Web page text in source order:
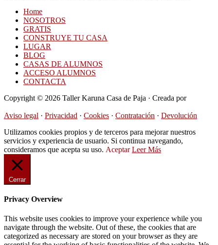
Home
NOSOTROS
GRATIS
CONSTRUYE TU CASA
LUGAR
BLOG
CASAS DE ALUMNOS
ACCESO ALUMNOS
CONTACTA
Copyright © 2026 Taller Karuna Casa de Paja · Creada por
Aviso legal · Privacidad · Cookies · Contratación · Devolución
Utilizamos cookies propios y de terceros para mejorar nuestros
servicios y experiencia de usuario. Si continua navegando,
consideramos que acepta su uso. Aceptar Leer Más
Cerrar
Privacy Overview
This website uses cookies to improve your experience while you
navigate through the website. Out of these, the cookies that are
categorized as necessary are stored on your browser as they are